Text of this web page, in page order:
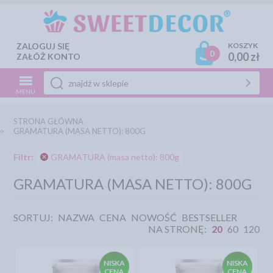
ZALOGUJ SIĘ
ZAŁÓŻ KONTO
0
KOSZYK
0,00 zł
MENU
STRONA GŁÓWNA
GRAMATURA (MASA NETTO): 800G
Filtr: GRAMATURA (masa netto): 800g
GRAMATURA (MASA NETTO): 800G
SORTUJ: NAZWA CENA NOWOŚĆ BESTSELLER
NA STRONĘ: 20 60 120